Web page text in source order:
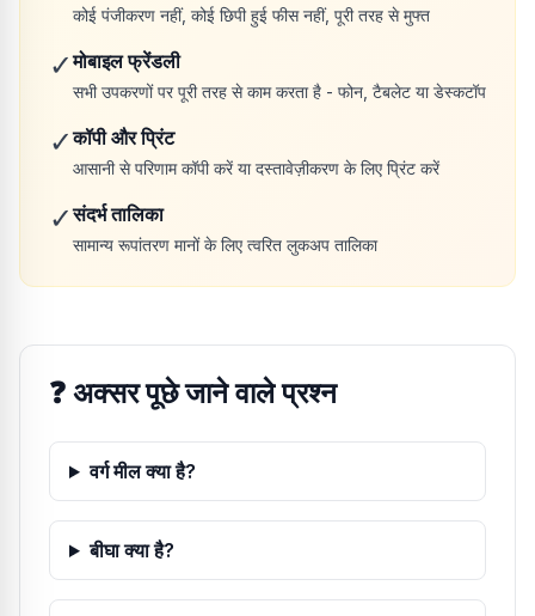
कोई पंजीकरण नहीं, कोई छिपी हुई फीस नहीं, पूरी तरह से मुफ्त
✓मोबाइल फ्रेंडली
सभी उपकरणों पर पूरी तरह से काम करता है - फोन, टैबलेट या डेस्कटॉप
✓कॉपी और प्रिंट
आसानी से परिणाम कॉपी करें या दस्तावेज़ीकरण के लिए प्रिंट करें
✓संदर्भ तालिका
सामान्य रूपांतरण मानों के लिए त्वरित लुकअप तालिका
❓ अक्सर पूछे जाने वाले प्रश्न
वर्ग मील क्या है?
बीघा क्या है?